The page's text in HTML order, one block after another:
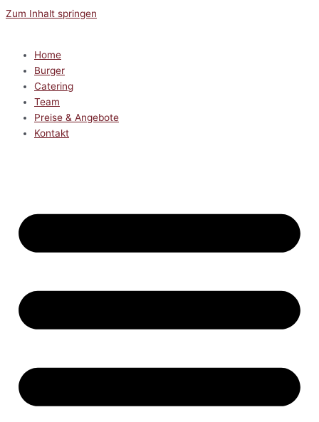
Zum Inhalt springen
Home
Burger
Catering
Team
Preise & Angebote
Kontakt